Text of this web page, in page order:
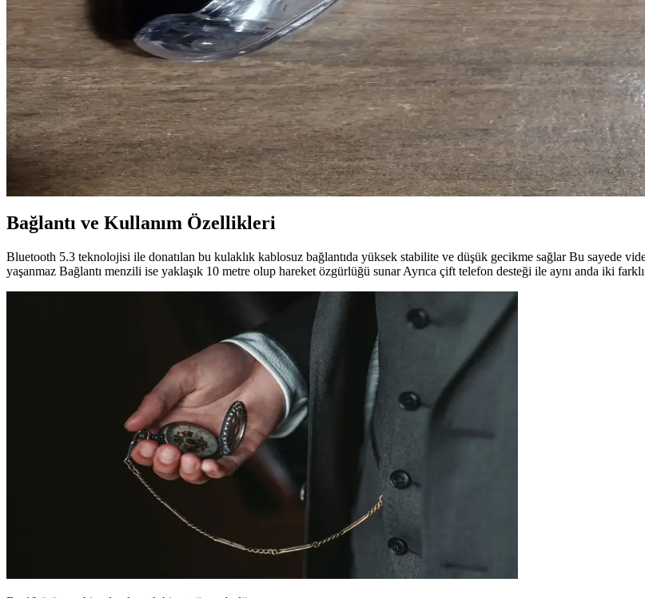
Kablosuz Görüntü ve Ses Aktarımı Teknolojileri: Güncel Ürünler ve Kullanım Alanları
Günümüzde Wi-Fi ve Bluetooth teknolojileriyle yüksek çözünürlükte görüntü ve ses iletimi sağlayan kablosuz sistemler,
Kablosuz Kulaklıklar: Özellikleri, Teknolojileri ve En Güncel Modeller Hakkında Detaylı Bilgi
Kablosuz kulaklıklar, kullanım kolaylığı ve gelişmiş özellikleriyle öne çıkıyor. Ses kalitesi, pil ömrü ve teknolojik yenilikler
Pelican 0X7-XB Xbox Kontrolcüsü ve Şeffaf Elektronik Kasa Tasarımlarının İncelenmesi
Pelican 0X7-XB, şeffaf kasasıyla orijinal Xbox için tasarlanmış bir üçüncü parti kontrolcüdür. Şeffaf elektronik kasalar estetik
Bağlantı ve Kullanım Özellikleri
Bluetooth 5.3 teknolojisi ile donatılan bu kulaklık kablosuz bağlantıda yüksek stabilite ve düşük gecikme sağlar Bu sayede
yaşanmaz Bağlantı menzili ise yaklaşık 10 metre olup hareket özgürlüğü sunar Ayrıca çift telefon desteği ile aynı anda iki